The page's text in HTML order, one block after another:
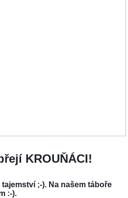
KROUŇÁCI!
;-). Na našem táboře
:-).